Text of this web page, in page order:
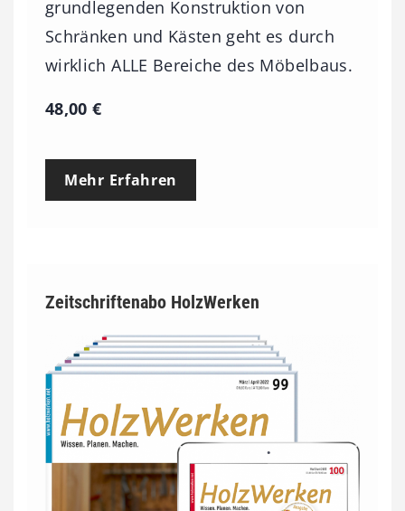
grundlegenden Konstruktion von
Schränken und Kästen geht es durch
wirklich ALLE Bereiche des Möbelbaus.
48,00€
Mehr Erfahren
Zeitschriftenabo HolzWerken